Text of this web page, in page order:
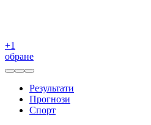
+1
обране
Результати
Прогнози
Спорт